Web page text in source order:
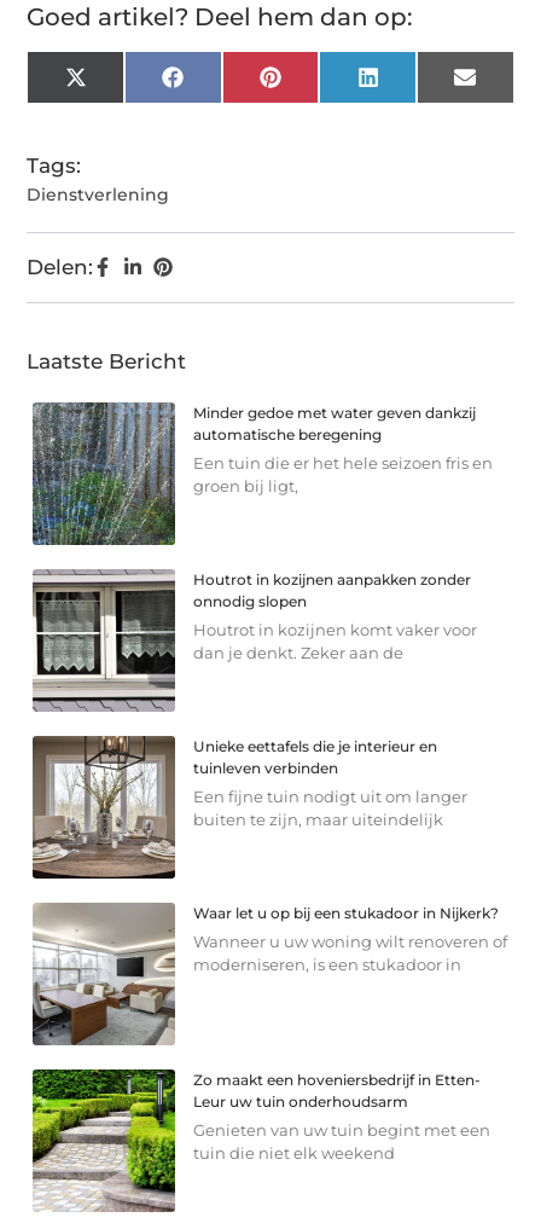
Goed artikel? Deel hem dan op:
X
(Twitter)
FacebookPinterest LinkedIn Email
Tags:
Dienstverlening
Delen:
Laatste Bericht
Minder gedoe met water geven dankzij
automatische beregening
Een tuin die er het hele seizoen fris en
groen bij ligt,
Houtrot in kozijnen aanpakken zonder
onnodig slopen
Houtrot in kozijnen komt vaker voor
dan je denkt. Zeker aan de
Unieke eettafels die je interieur en
tuinleven verbinden
Een fijne tuin nodigt uit om langer
buiten te zijn, maar uiteindelijk
Waar let u op bij een stukadoor in Nijkerk?
Wanneer u uw woning wilt renoveren of
moderniseren, is een stukadoor in
Zo maakt een hoveniersbedrijf in Etten-
Leur uw tuin onderhoudsarm
Genieten van uw tuin begint met een
tuin die niet elk weekend